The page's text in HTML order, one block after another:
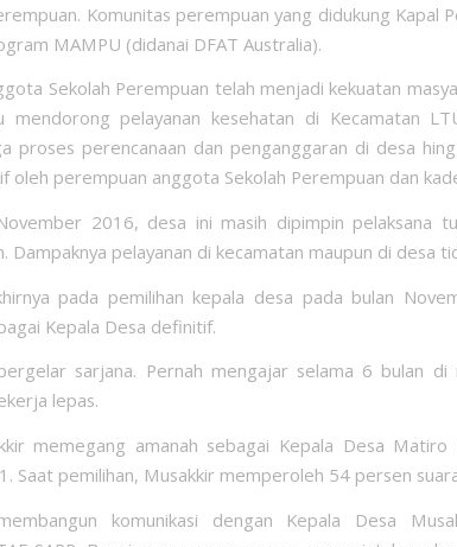
Komunitas perempuan yang didukung Kapal
MAMPU (didanai DFAT Australia).
Sekolah Perempuan telah menjadi kekuatan
mendorong pelayanan kesehatan di Kecamatan
proses perencanaan dan penganggaran di desa
oleh perempuan anggota Sekolah Perempuan dan
2016, desa ini masih dipimpin pelaksana
Dampaknya pelayanan di kecamatan maupun di desa
pada pemilihan kepala desa pada bulan
Kepala Desa definitif.
sarjana. Pernah mengajar selama 6 bulan di
lepas.
memegang amanah sebagai Kepala Desa
Saat pemilihan, Musakkir memperoleh 54 persen
komunikasi dengan Kepala Desa